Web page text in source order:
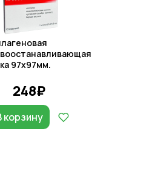
97х97мм.
248₽
корзину